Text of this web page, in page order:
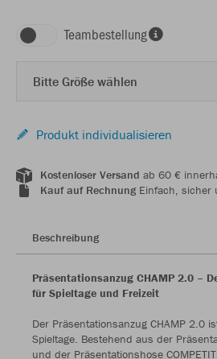
Teambestellung
Bitte Größe wählen
Produkt individualisieren
Kostenloser Versand ab 60 €
Kauf auf RechnungEinfach, sicher
Beschreibung
Präsentationsanzug CHAMP 2.0 –
für Spieltage und Freizeit
Der Präsentationsanzug CHAMP 2.0
Spieltage. Bestehend aus der
und der Präsentationshose